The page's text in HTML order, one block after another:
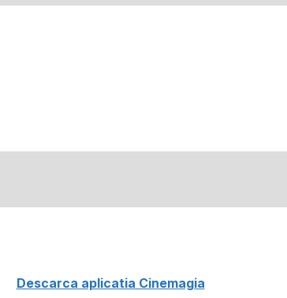
Descarca aplicatia Cinemagia